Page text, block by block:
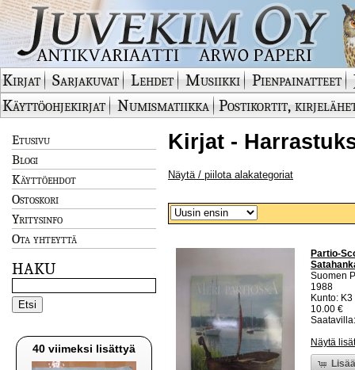
Kirjat Sarjakuvat Lehdet Musiikki Pienpainatteet
Käyttöohjekirjat
Numismatiikka Postikortit,
Etusivu
Blogi
Käyttöehdot
Ostoskori
Yritysinfo
Ota yhteyttä
HAKU
40 viimeksi lisättyä
Kirjat -
Näytä / piilota alakategoriat
Partio-
Suomen
1988
Kunto:
10.00 €
Näytä